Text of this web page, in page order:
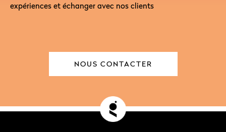
expériences et échanger avec nos clients
NOUS CONTACTER